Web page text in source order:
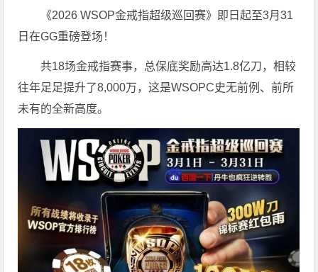
《2026 WSOP金戒指超级巡回赛》即日起至3月31
日在GG重磅登场！
共18场金戒指赛事，总保底奖励高达1.8亿刀，相较
往年足足提升了8,000万，这是WSOPC史无前例、前所
未有的全新高度。